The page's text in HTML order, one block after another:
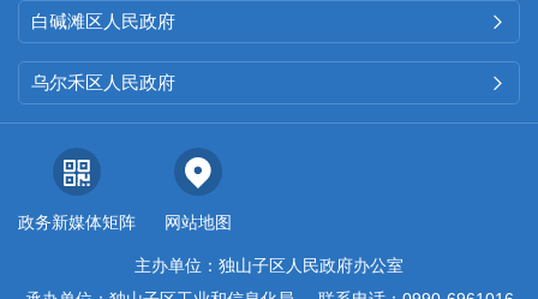
白碱滩区人民政府 
乌尔禾区人民政府 
政务新媒体矩阵 网站地图
主办单位：独山子区人民政府办公室